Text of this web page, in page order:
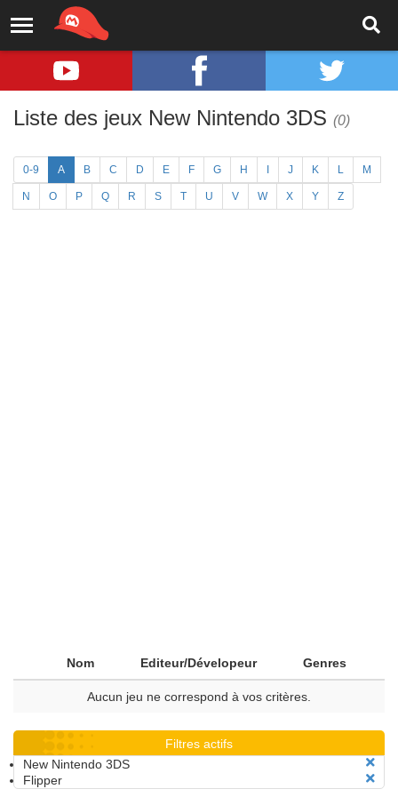
Liste des jeux New Nintendo 3DS (0)
0-9 A B C D E F G H J K L M
N O P Q R S T U V W X Y Z
Nom Editeur/Dévelopeur Genres
Aucun jeu ne correspond à vos critères.
Filtres actifs
New Nintendo 3DS
Flipper